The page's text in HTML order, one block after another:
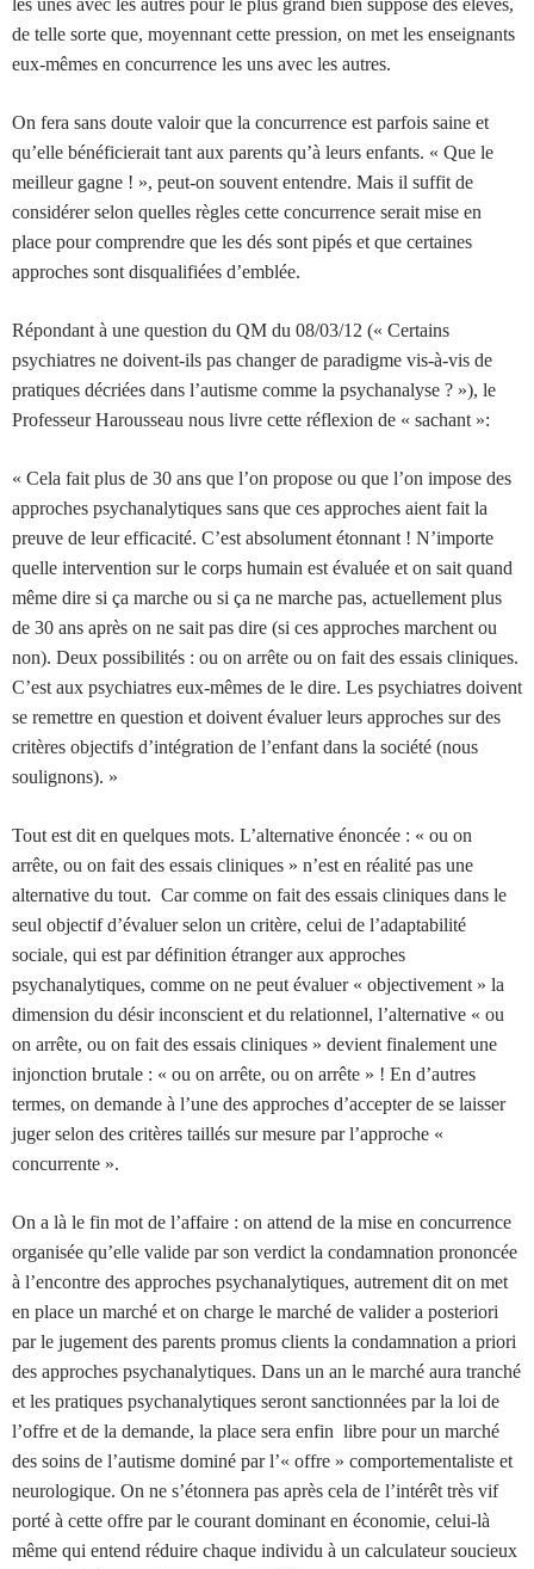
les unes avec les autres pour le plus grand bien supposé des élèves,
de telle sorte que, moyennant cette pression, on met les enseignants
eux-mêmes en concurrence les uns avec les autres.
On fera sans doute valoir que la concurrence est parfois saine et
qu’elle bénéficierait tant aux parents qu’à leurs enfants. « Que le
meilleur gagne ! », peut-on souvent entendre. Mais il suffit de
considérer selon quelles règles cette concurrence serait mise en
place pour comprendre que les dés sont pipés et que certaines
approches sont disqualifiées d’emblée.
Répondant à une question du QM du 08/03/12 (« Certains
psychiatres ne doivent-ils pas changer de paradigme vis-à-vis de
pratiques décriées dans l’autisme comme la psychanalyse ? »), le
Professeur Harousseau nous livre cette réflexion de « sachant »:
« Cela fait plus de 30 ans que l’on propose ou que l’on impose des
approches psychanalytiques sans que ces approches aient fait la
preuve de leur efficacité. C’est absolument étonnant ! N’importe
quelle intervention sur le corps humain est évaluée et on sait quand
même dire si ça marche ou si ça ne marche pas, actuellement plus
de 30 ans après on ne sait pas dire (si ces approches marchent ou
non). Deux possibilités : ou on arrête ou on fait des essais cliniques.
C’est aux psychiatres eux-mêmes de le dire. Les psychiatres doivent
se remettre en question et doivent évaluer leurs approches sur des
critères objectifs d’intégration de l’enfant dans la société (nous
soulignons). »
Tout est dit en quelques mots. L’alternative énoncée : « ou on
arrête, ou on fait des essais cliniques » n’est en réalité pas une
alternative du tout. Car comme on fait des essais cliniques dans le
seul objectif d’évaluer selon un critère, celui de l’adaptabilité
sociale, qui est par définition étranger aux approches
psychanalytiques, comme on ne peut évaluer « objectivement » la
dimension du désir inconscient et du relationnel, l’alternative « ou
on arrête, ou on fait des essais cliniques » devient finalement une
injonction brutale : « ou on arrête, ou on arrête » ! En d’autres
termes, on demande à l’une des approches d’accepter de se laisser
juger selon des critères taillés sur mesure par l’approche «
concurrente ».
On a là le fin mot de l’affaire : on attend de la mise en concurrence
organisée qu’elle valide par son verdict la condamnation prononcée
à l’encontre des approches psychanalytiques, autrement dit on met
en place un marché et on charge le marché de valider a posteriori
par le jugement des parents promus clients la condamnation a priori
des approches psychanalytiques. Dans un an le marché aura tranché
et les pratiques psychanalytiques seront sanctionnées par la loi de
l’offre et de la demande, la place sera enfin libre pour un marché
des soins de l’autisme dominé par l’« offre » comportementaliste et
neurologique. On ne s’étonnera pas après cela de l’intérêt très vif
porté à cette offre par le courant dominant en économie, celui-là
même qui entend réduire chaque individu à un calculateur soucieux